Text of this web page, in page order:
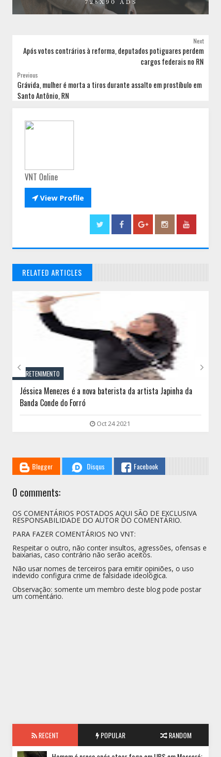
Next
Após votos contrários à reforma, deputados potiguares perdem
cargos federais no RN
Previous
Grávida, mulher é morta a tiros durante assalto em prostíbulo em
Santo Antônio, RN
VNT Online
View Profile
RELATED ARTICLES
ENTRETENIMENTO
Jéssica Menezes é a nova baterista da artista Japinha da
Banda Conde do Forró
Oct 24 2021
 
Blogger Disqus Facebook
0 comments:
OS COMENTÁRIOS POSTADOS AQUI SÃO DE EXCLUSIVA
RESPONSABILIDADE DO AUTOR DO COMENTÁRIO.
PARA FAZER COMENTÁRIOS NO VNT:
Respeitar o outro, não conter insultos, agressões, ofensas e
baixarias, caso contrário não serão aceitos.
Não usar nomes de terceiros para emitir opiniões, o uso
indevido configura crime de falsidade ideológica.
Observação: somente um membro deste blog pode postar
um comentário.
RECENT POPULAR RANDOM